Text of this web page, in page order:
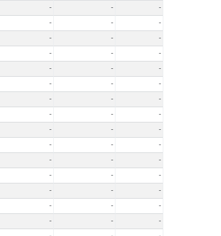
- -
-
- -
-
- -
-
- -
-
- -
-
- -
-
- -
-
- -
-
- -
-
- -
-
- -
-
- -
-
- -
-
- -
-
- -
-